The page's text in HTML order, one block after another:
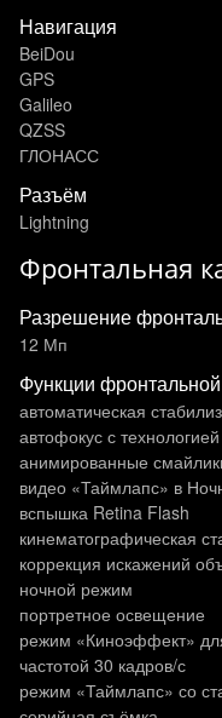
Навигация
BeiDou
GPS
Galileo
QZSS
ГЛОНАСС
Разъём
Lightning
Фронтальная
Разрешение
12 Мп
Функции
автоматическая
автофокус с
анимированные
видео «Таймлапс» в
вспышка Retina Flash
кинематографическая
коррекция искажений
ночной режим
портретное освещение
режим «Киноэффект»
частотой 30 кадров/с
режим «Таймлапс» со